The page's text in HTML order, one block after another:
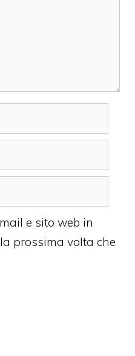
e sito web in
prossima volta che